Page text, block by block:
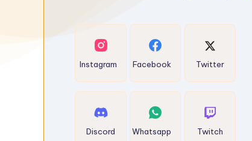
Twitter
Facebook
Instagram
Twitch
Whatsapp
Discord